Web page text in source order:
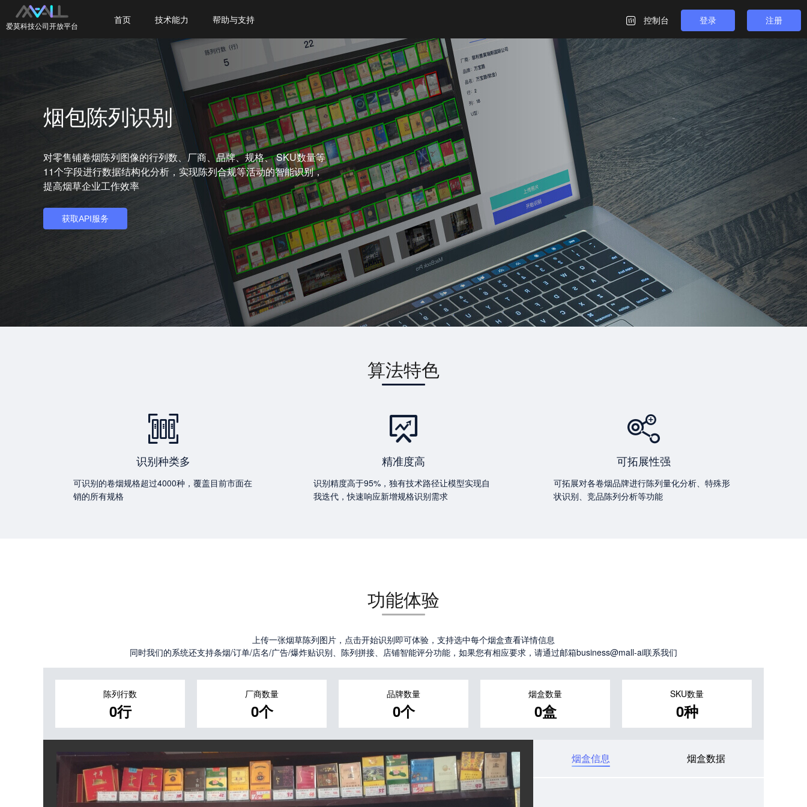
爱莫科技公司开放平台
首页 技术能力 帮助与支持 控制台 登录 注册
烟包陈列识别
对零售铺卷烟陈列图像的行列数、厂商、品牌、规格、 SKU数量等
11个字段进行数据结构化分析，实现陈列合规等活动的智能识别，
提高烟草企业工作效率
获取API服务
算法特色
识别种类多
可识别的卷烟规格超过4000种，覆盖目前市面在
销的所有规格
精准度高
识别精度高于95%，独有技术路径让模型实现自
我迭代，快速响应新增规格识别需求
可拓展性强
可拓展对各卷烟品牌进行陈列量化分析、特殊形
状识别、竞品陈列分析等功能
功能体验
上传一张烟草陈列图片，点击开始识别即可体验，支持选中每个烟盒查看详情信息
同时我们的系统还支持条烟/订单/店名/⼴告/爆炸贴识别、陈列拼接、店铺智能评分功能，如果您有相应要求，请通过邮箱business@mall-ai联系我们
陈列行数
0行
厂商数量
0个
品牌数量
0个
烟盒数量
0盒
SKU数量
0种
烟盒信息 烟盒数据